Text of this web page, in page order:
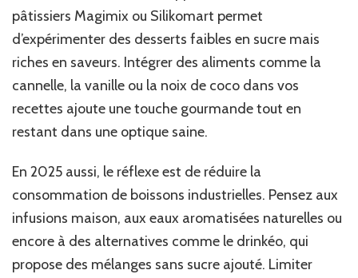
pâtissiers Magimix ou Silikomart permet
d’expérimenter des desserts faibles en sucre mais
riches en saveurs. Intégrer des aliments comme la
cannelle, la vanille ou la noix de coco dans vos
recettes ajoute une touche gourmande tout en
restant dans une optique saine.
En 2025 aussi, le réflexe est de réduire la
consommation de boissons industrielles. Pensez aux
infusions maison, aux eaux aromatisées naturelles ou
encore à des alternatives comme le drinkéo, qui
propose des mélanges sans sucre ajouté. Limiter